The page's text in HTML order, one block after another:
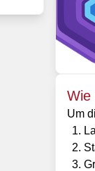
Wie
Um